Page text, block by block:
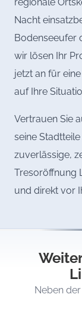
Nacht
Bodenseeufer
wir lösen Ihr
jetzt an für
auf Ihre
Vertrauen Sie
seine
zuverlässige,
Tresoröffnung
und direkt vor
Neben